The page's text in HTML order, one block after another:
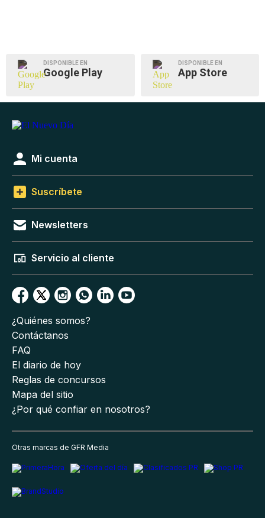
DISPONIBLE EN
Google Play
DISPONIBLE EN
App Store
Mi cuenta
Suscríbete
Newsletters
Servicio al cliente
¿Quiénes somos?
Contáctanos
FAQ
El diario de hoy
Reglas de concursos
Mapa del sitio
¿Por qué confiar en nosotros?
Otras marcas de GFR Media